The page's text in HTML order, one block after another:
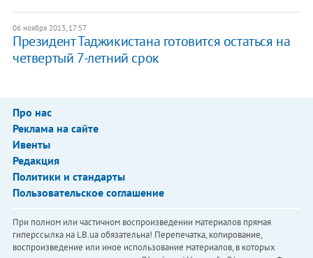
06 ноября 2013, 17:57
​Президент Таджикистана готовится остаться на
четвертый 7-летний срок
Про нас
Реклама на сайте
Ивенты
Редакция
Политики и стандарты
Пользовательское соглашение
При полном или частичном воспроизведении материалов прямая
гиперссылка на LB.ua обязательна! Перепечатка, копирование,
воспроизведение или иное использование материалов, в которых